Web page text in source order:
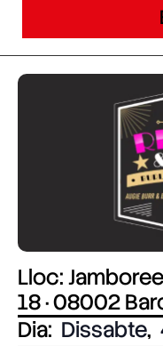
Lloc:
18 · 08002
Dia: Dissabte,